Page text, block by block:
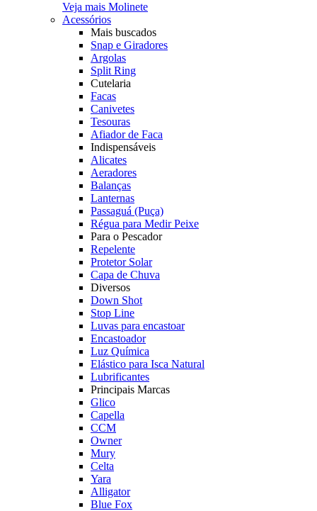
Veja mais Molinete
Acessórios
Mais buscados
Snap e Giradores
Argolas
Split Ring
Cutelaria
Facas
Canivetes
Tesouras
Afiador de Faca
Indispensáveis
Alicates
Aeradores
Balanças
Lanternas
Passaguá (Puça)
Régua para Medir Peixe
Para o Pescador
Repelente
Protetor Solar
Capa de Chuva
Diversos
Down Shot
Stop Line
Luvas para encastoar
Encastoador
Luz Química
Elástico para Isca Natural
Lubrificantes
Principais Marcas
Glico
Capella
CCM
Owner
Mury
Celta
Yara
Alligator
Blue Fox